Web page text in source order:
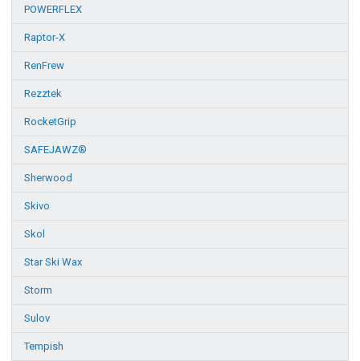
POWERFLEX
Raptor-X
RenFrew
Rezztek
RocketGrip
SAFEJAWZ®
Sherwood
Skivo
Skol
Star Ski Wax
Storm
Sulov
Tempish